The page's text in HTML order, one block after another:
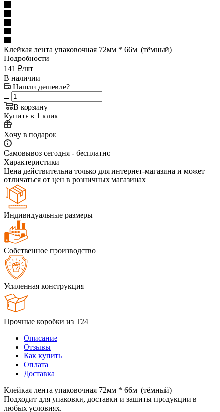
Клейкая лента упаковочная 72мм * 66м (тёмный)
Подробности
141 ₽/шт
В наличии
Нашли дешевле?
В корзину
Купить в 1 клик
Хочу в подарок
Самовывоз сегодня - бесплатно
Характеристики
Цена действительна только для интернет-магазина и может
отличаться от цен в розничных магазинах
Индивидуальные размеры
Собственное производство
Усиленная конструкция
Прочные коробки из Т24
Описание
Отзывы
Как купить
Оплата
Доставка
Клейкая лента упаковочная 72мм * 66м (тёмный)
Подходит для упаковки, доставки и защиты продукции в
любых условиях.